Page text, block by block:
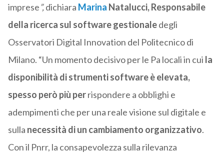
imprese”,dichiara Marina Natalucci, Responsabile
della ricerca sul software gestionaledegli
Osservatori Digital Innovation del Politecnico di
Milano. “Un momento decisivo per le Pa locali in cui la
disponibilità di strumenti software è elevata,
spesso però più perrispondere a obblighi e
adempimenti che per una reale visione sul digitale e
sulla necessità di un cambiamento organizzativo.
Con il Pnrr, la consapevolezza sulla rilevanza